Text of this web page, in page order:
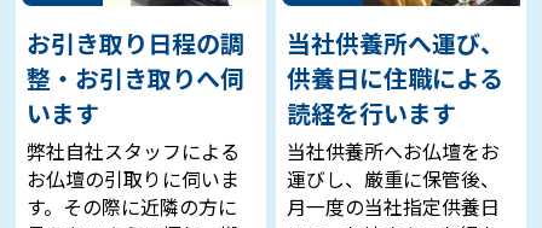
お引き取り日程の調
整・お引き取りへ伺
います
弊社自社スタッフによる
お仏壇の引取りに伺いま
す。その際に近隣の方に
当社供養所へ運び、
供養日に住職による
読経を行います
当社供養所へお仏壇をお
運びし、厳重に保管後、
月一度の当社指定供養日